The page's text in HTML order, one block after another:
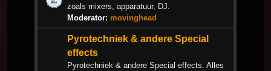
zoals mixers, apparatuur, DJ.
Moderator: movinghead
Pyrotechniek & andere Special
effects
Pyrotechniek & andere Special effects. Alles